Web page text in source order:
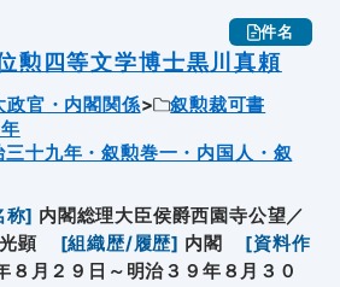
件名
勲四等文学博士黒川真頼
政官・内閣関係
叙勲裁可書
十九年・叙勲巻一・内国人・叙
称] 内閣総理大臣侯爵西園寺公望／
顕
[組織歴/履歴] 内閣 [資料作
８月２９日～明治３９年８月３０